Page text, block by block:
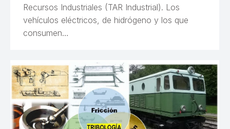
Recursos Industriales (TAR Industrial). Los
vehículos eléctricos, de hidrógeno y los que
consumen…